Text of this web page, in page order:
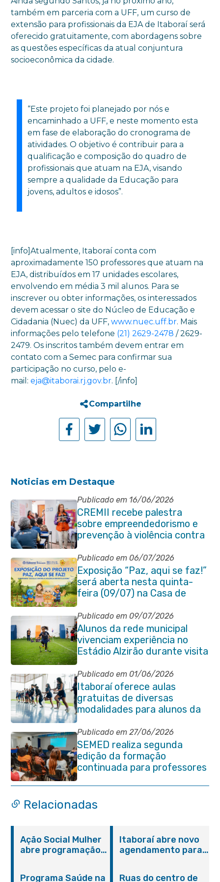
também em parceria com a UFF, um curso de
extensão para profissionais da EJA de Itaboraí será
oferecido gratuitamente, com abordagens sobre
as questões específicas da atual conjuntura
socioeconômica da cidade.
“Este projeto foi planejado por nós e
encaminhado a UFF, e neste momento esta
em fase de elaboração do cronograma de
atividades. O objetivo é contribuir para a
qualificação e composição do quadro de
profissionais que atuam na EJA, visando
sempre a qualidade da Educação para
jovens, adultos e idosos”.
[info]Atualmente, Itaboraí conta com
aproximadamente 150 professores que atuam na
EJA, distribuídos em 17 unidades escolares,
envolvendo em média 3 mil alunos. Para se
inscrever ou obter informações, os interessados
devem acessar o site do Núcleo de Educação e
Cidadania (Nuec) da UFF,www.nuec.uff.br. Mais
informações pelo telefone (21) 2629-2478 / 2629-
2479. Os inscritos também devem entrar em
contato com a Semec para confirmar sua
participação no curso, pelo e-
mail:eja@itaborai.rj.gov.br. [/info]
Compartilhe
Noticias em Destaque
Publicado em 16/06/2026
CREMII recebe palestra
sobre empreendedorismo e
prevenção à violência contra
a pessoa idosa
Publicado em 06/07/2026
Exposição “Paz, aqui se faz!”
será aberta nesta quinta-
feira (09/07) na Casa de
Cultura Heloísa Alberto
Torres
Publicado em 09/07/2026
Alunos da rede municipal
vivenciam experiência no
Estádio Alzirão durante visita
pedagógica
Publicado em 01/06/2026
Itaboraí oferece aulas
gratuitas de diversas
modalidades para alunos da
rede municipal de ensino
Publicado em 27/06/2026
SEMED realiza segunda
edição da formação
continuada para professores
e coordenadores
pedagógicos
Relacionadas
Ação Social Mulher
abre programação
Itaboraí abre novo
agendamento para
Programa Saúde na
Ruas do centro de